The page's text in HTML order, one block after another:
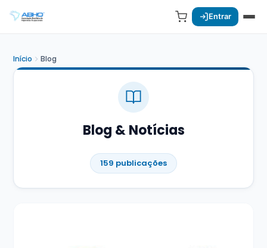
Entrar
Início Blog
Blog & Notícias
159 publicações